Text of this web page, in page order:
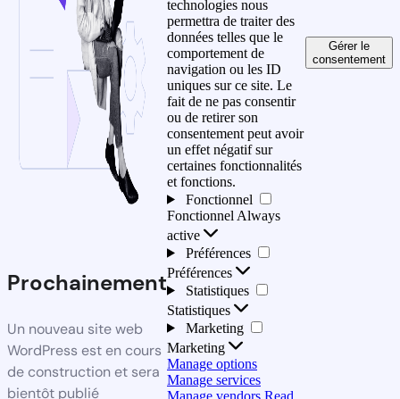
Prochainement
Un nouveau site web
WordPress est en cours
de construction et sera
bientôt publié
technologies nous
permettra de traiter des
données telles que le
comportement de
navigation ou les ID
uniques sur ce site. Le
fait de ne pas consentir
ou de retirer son
consentement peut avoir
un effet négatif sur
certaines fonctionnalités
et fonctions.
Fonctionnel
Fonctionnel Always
active
Préférences
Préférences
Statistiques
Statistiques
Marketing
Marketing
Manage options
Manage services
Manage vendors Read
Gérer le
consentement